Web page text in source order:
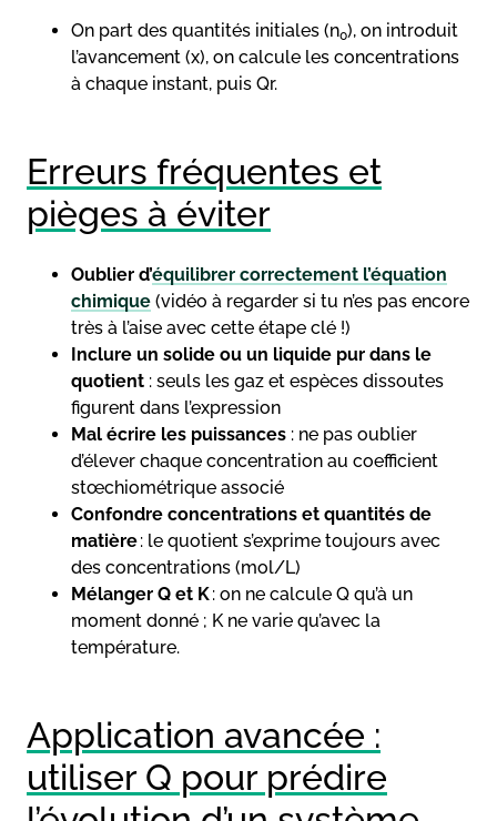
On part des quantités initiales (n0), on introduit
l’avancement (x), on calcule les concentrations
à chaque instant, puis Qr.
Erreurs fréquentes et
pièges à éviter
Oublier d’équilibrer correctement l’équation
chimique (vidéo à regarder si tu n’es pas encore
très à l’aise avec cette étape clé !)
Inclure un solide ou un liquide pur dans le
quotient : seuls les gaz et espèces dissoutes
figurent dans l’expression
Mal écrire les puissances : ne pas oublier
d’élever chaque concentration au coefficient
stœchiométrique associé
Confondre concentrations et quantités de
matière: le quotient s’exprime toujours avec
des concentrations (mol/L)
Mélanger Q et K: on ne calcule Q qu’à un
moment donné ; K ne varie qu’avec la
température.
Application avancée :
utiliser Q pour prédire